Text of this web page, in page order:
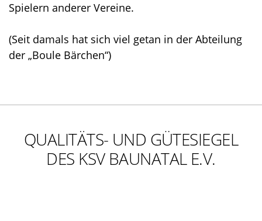
Spielern anderer Vereine.
(Seit damals hat sich viel getan in der Abteilung
der „Boule Bärchen“)
QUALITÄTS- UND GÜTESIEGEL
DES KSV BAUNATAL E.V.